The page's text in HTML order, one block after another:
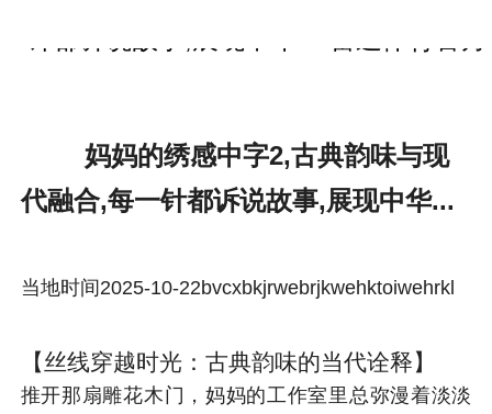
妈妈的绣感中字2,古典韵味与现
代融合,每一针都诉说故事,展现中华...
当地时间2025-10-22bvcxbkjrwebrjkwehktoiwehrkl
【丝线穿越时光：古典韵味的当代诠释】
推开那扇雕花木门，妈妈的工作室里总弥漫着淡淡